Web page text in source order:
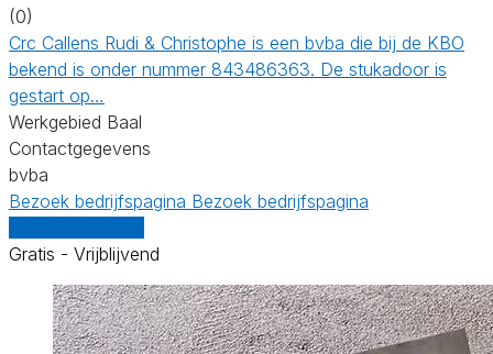
(0)
Crc Callens Rudi & Christophe is een bvba die bij de KBO
bekend is onder nummer 843486363. De stukadoor is
gestart op…
Werkgebied Baal
Contactgegevens
bvba
Bezoek bedrijfspagina Bezoek bedrijfspagina
Gratis - Vrijblijvend